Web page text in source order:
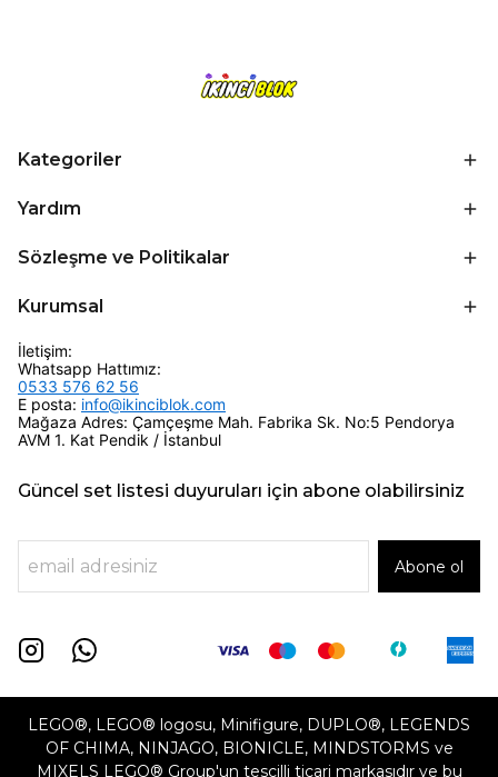
Kategoriler
Yardım
Sözleşme ve Politikalar
Kurumsal
İletişim:
Whatsapp Hattımız:
0533 576 62 56
E posta: info@ikinciblok.com
Mağaza Adres: Çamçeşme Mah. Fabrika Sk. No:5 Pendorya
AVM 1. Kat Pendik / İstanbul
Güncel set listesi duyuruları için abone olabilirsiniz
Abone ol
LEGO®, LEGO® logosu, Minifigure, DUPLO®, LEGENDS
OF CHIMA, NINJAGO, BIONICLE, MINDSTORMS ve
MIXELS LEGO® Group'un tescilli ticari markasıdır ve bu